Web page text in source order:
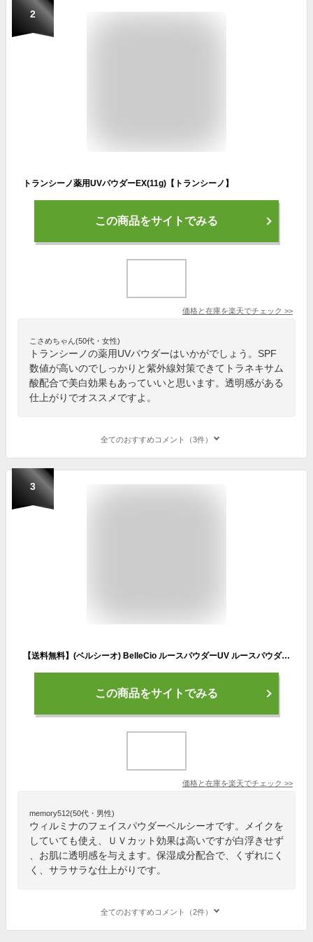
2
トランシーノ薬用UVパウダーEX(11g)【トランシーノ】
この商品をサイトでみる
価格と在庫を楽天でチェック >>
こさめちゃん(50代・女性)
トランシーノの薬用UVパウダーはいかがでしょう。SPF
数値が高いのでしっかりと紫外線対策できてトラネキサム
酸配合で美白効果もあっていいと思います。透明感がある
仕上がりでオススメですよ。
全てのおすすめコメント（3件）
3
【送料無料】(ベルシーオ) BelleCio ルースパウダーUV ルースパウダー 日焼け止め uv 紫外線 カット 顔 用 SPF50+ パフ 付 白浮き 透明感 崩れにくい サラサラ テカリ 乾燥 防止 大容量 かがやくコスメ 公式 日本製 30g
この商品をサイトでみる
価格と在庫を楽天でチェック >>
memory512(50代・男性)
ウィルミナのフェイスパウダーベルシーオです。メイクを
していても使え、ＵＶカット効果は高いですが白浮きせず
、お肌に透明感を与えます。保湿成分配合で、くずれにく
く、サラサラな仕上がりです。
全てのおすすめコメント（2件）